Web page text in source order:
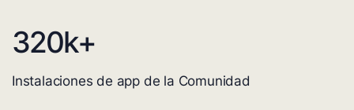
320k+
Instalaciones de app de la Comunidad